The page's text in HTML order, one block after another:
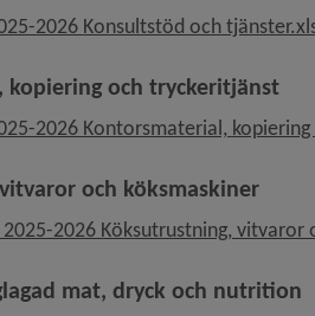
2026 Konsultstöd och
kopiering och tryckeritjänst
2026 Kontorsmaterial,
och köksmaskiner
2026 Köksutrustning, vitvaror
mat, dryck och nutrition